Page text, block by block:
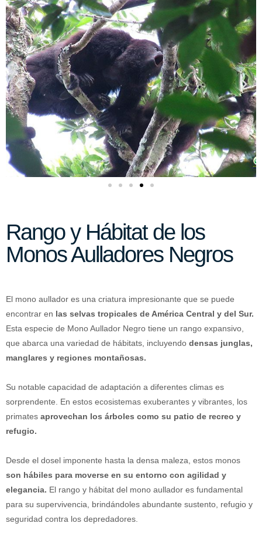
Rango y Hábitat de los
Monos Aulladores Negros
El mono aullador es una criatura impresionante que se puede
encontrar en las selvas tropicales de América Central y del Sur.
Esta especie de Mono Aullador Negro tiene un rango expansivo,
que abarca una variedad de hábitats, incluyendo densas junglas,
manglares y regiones montañosas.
Su notable capacidad de adaptación a diferentes climas es
sorprendente. En estos ecosistemas exuberantes y vibrantes, los
primates aprovechan los árboles como su patio de recreo y
refugio.
Desde el dosel imponente hasta la densa maleza, estos monos
son hábiles para moverse en su entorno con agilidad y
elegancia. El rango y hábitat del mono aullador es fundamental
para su supervivencia, brindándoles abundante sustento, refugio y
seguridad contra los depredadores.